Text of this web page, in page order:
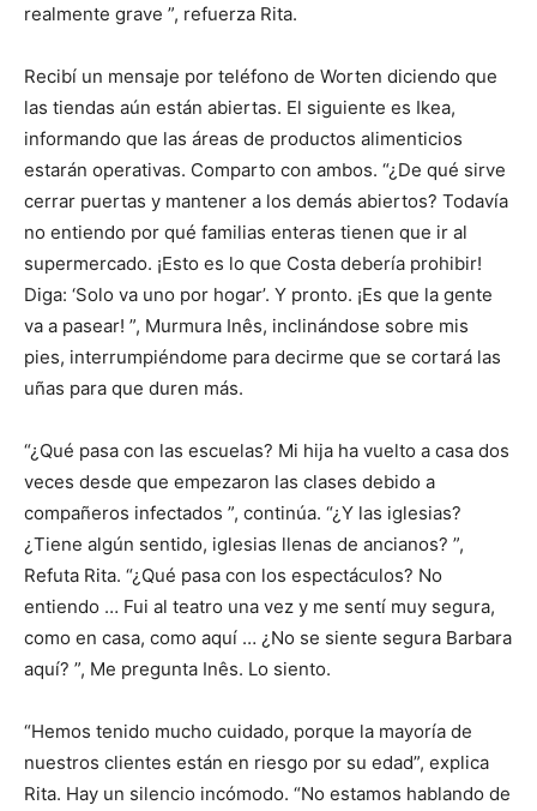
realmente grave ”, refuerza Rita.
Recibí un mensaje por teléfono de Worten diciendo que
las tiendas aún están abiertas. El siguiente es Ikea,
informando que las áreas de productos alimenticios
estarán operativas. Comparto con ambos. “¿De qué sirve
cerrar puertas y mantener a los demás abiertos? Todavía
no entiendo por qué familias enteras tienen que ir al
supermercado. ¡Esto es lo que Costa debería prohibir!
Diga: ‘Solo va uno por hogar’. Y pronto. ¡Es que la gente
va a pasear! ”, Murmura Inês, inclinándose sobre mis
pies, interrumpiéndome para decirme que se cortará las
uñas para que duren más.
“¿Qué pasa con las escuelas? Mi hija ha vuelto a casa dos
veces desde que empezaron las clases debido a
compañeros infectados ”, continúa. “¿Y las iglesias?
¿Tiene algún sentido, iglesias llenas de ancianos? ”,
Refuta Rita. “¿Qué pasa con los espectáculos? No
entiendo … Fui al teatro una vez y me sentí muy segura,
como en casa, como aquí … ¿No se siente segura Barbara
aquí? ”, Me pregunta Inês. Lo siento.
“Hemos tenido mucho cuidado, porque la mayoría de
nuestros clientes están en riesgo por su edad”, explica
Rita. Hay un silencio incómodo. “No estamos hablando de